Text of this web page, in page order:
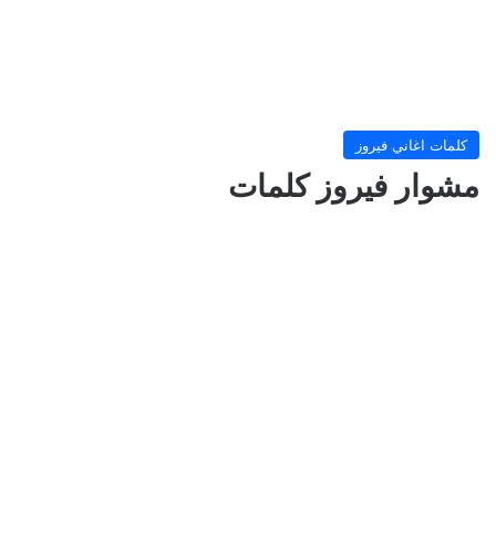
كلمات اغاني فيروز
مشوار فيروز كلمات